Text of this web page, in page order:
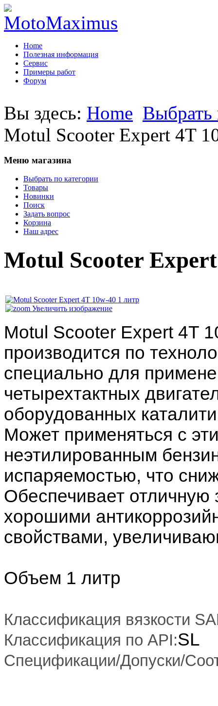
Home
Полезная информация
Сервис
Примеры работ
Форум
Вы здесь: Home Выбрать
Motul Scooter Expert 4T
Меню магазина
Выбрать по категории
Товары
Новинки
Поиск
Задать вопрос
Корзина
Наш адрес
Motul Scooter
Увеличить изображение
Motul Scooter Expert 4T
производится по
специально для
четырехтактных
оборудованных
Может применяться с
неэтилированным
испаряемостью, что
Обеспечивает отличную
хорошими
свойствами,
Объем 1 литр
Классификация вязкости
Классификация по API:SL
Спецификации/Допуски/